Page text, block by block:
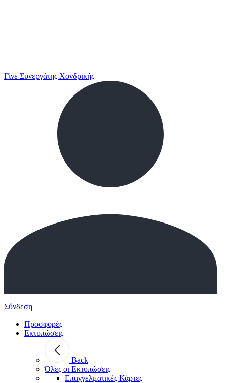
Γίνε Συνεργάτης Χονδρικής
Σύνδεση
Προσφορές
Εκτυπώσεις
Back
Όλες οι Εκτυπώσεις
Επαγγελματικές Κάρτες